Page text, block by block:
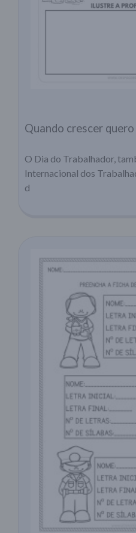
Quando crescer
O Dia do Trabalhador,
Internacional dos
d